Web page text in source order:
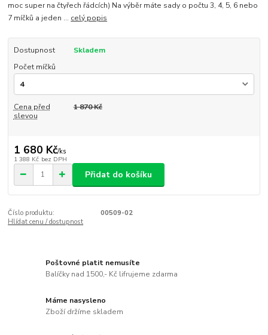
moc super na čtyřech řádcích) Na výběr máte sady o počtu 3, 4, 5, 6 nebo
7 míčků a jeden ... celý popis
Dostupnost
Skladem
Počet míčků
Cena před
slevou
1 870 Kč
1 680 Kč/ks
1 388 Kč bez DPH
Přidat do košíku
Číslo produktu:
00509-02
Hlídat cenu / dostupnost
Poštovné platit nemusíte
Balíčky nad 1500,- Kč lifrujeme zdarma
Máme nasysleno
Zboží držíme skladem